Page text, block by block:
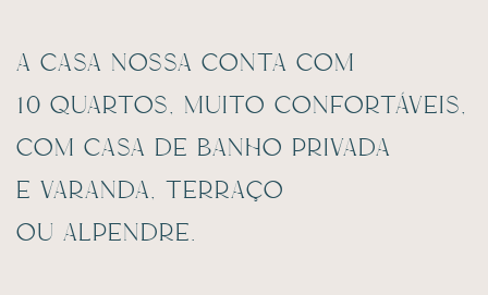
A Casa Nossa conta com
10 quartos, muito confortáveis,
com casa de banho privada
e varanda, terraço
ou alpendre.